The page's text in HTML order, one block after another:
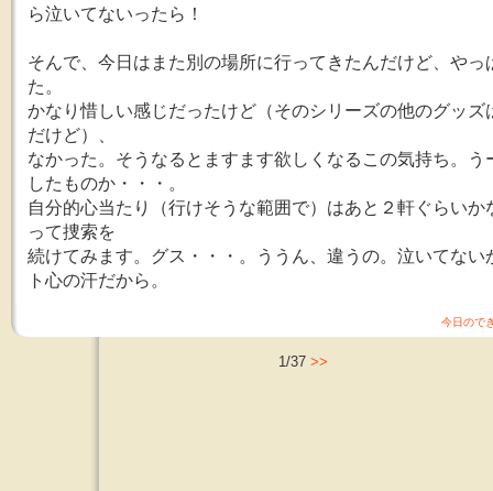
ら泣いてないったら！
そんで、今日はまた別の場所に行ってきたんだけど、やっ
た。
かなり惜しい感じだったけど（そのシリーズの他のグッズ
だけど）、
なかった。そうなるとますます欲しくなるこの気持ち。う
したものか・・・。
自分的心当たり（行けそうな範囲で）はあと２軒ぐらいか
って捜索を
続けてみます。グス・・・。ううん、違うの。泣いてない
ト心の汗だから。
今日ので
1/37 >>